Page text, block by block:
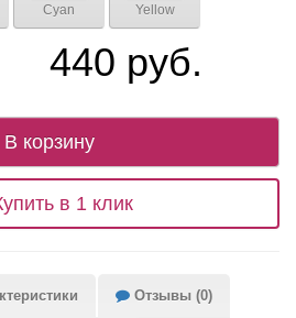
Cyan Yellow
440 руб.
В корзину
в 1 клик
Отзывы (0)